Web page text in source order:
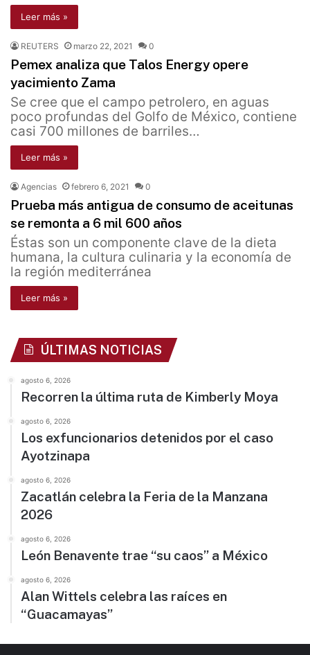
Leer más »
REUTERS marzo 22, 2021 0
Pemex analiza que Talos Energy opere
yacimiento Zama
Se cree que el campo petrolero, en aguas
poco profundas del Golfo de México, contiene
casi 700 millones de barriles…
Leer más »
Agencias febrero 6, 2021 0
Prueba más antigua de consumo de aceitunas
se remonta a 6 mil 600 años
Éstas son un componente clave de la dieta
humana, la cultura culinaria y la economía de
la región mediterránea
Leer más »
ÚLTIMAS NOTICIAS
agosto 6, 2026
Recorren la última ruta de Kimberly Moya
agosto 6, 2026
Los exfuncionarios detenidos por el caso
Ayotzinapa
agosto 6, 2026
Zacatlán celebra la Feria de la Manzana
2026
agosto 6, 2026
León Benavente trae “su caos” a México
agosto 6, 2026
Alan Wittels celebra las raíces en
“Guacamayas”